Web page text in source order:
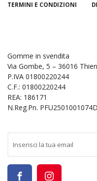
TERMINI E CONDIZIONI
Gomme in svendita
Via Gombe, 5 – 36016
P.IVA 01800220244
C.F.: 01800220244
REA: 186171
N.Reg.Pn. PFU2501001074D